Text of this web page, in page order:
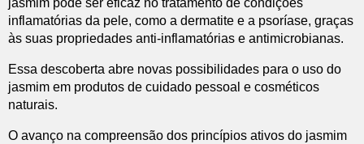
inflamatórias da pele, como a dermatite e a psoríase, graças
às suas propriedades anti-inflamatórias e antimicrobianas.
Essa descoberta abre novas possibilidades para o uso do
jasmim em produtos de cuidado pessoal e cosméticos
naturais.
O avanço na compreensão dos princípios ativos do jasmim